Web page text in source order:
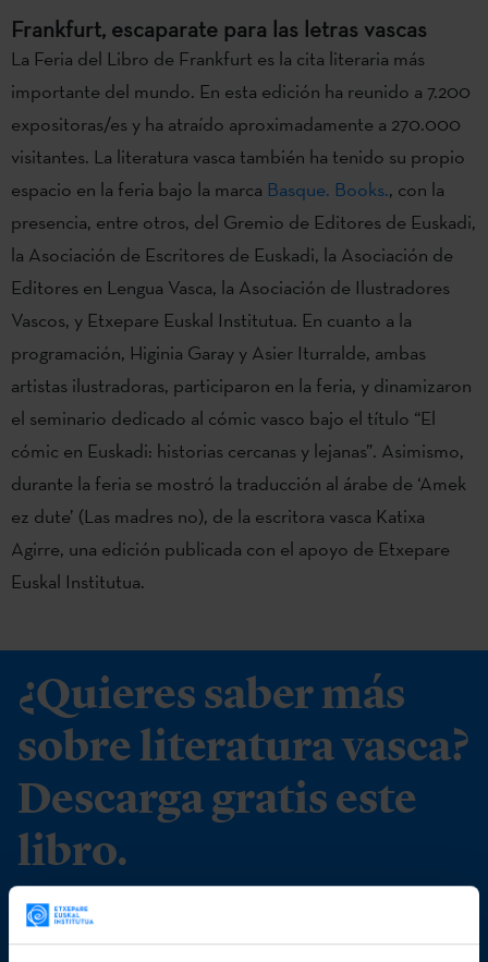
Frankfurt, escaparate para las letras vascas
La Feria del Libro de Frankfurt es la cita literaria más
importante del mundo. En esta edición ha reunido a 7.200
expositoras/es y ha atraído aproximadamente a 270.000
visitantes. La literatura vasca también ha tenido su propio
espacio en la feria bajo la marca Basque. Books., con la
presencia, entre otros, del Gremio de Editores de Euskadi,
la Asociación de Escritores de Euskadi, la Asociación de
Editores en Lengua Vasca, la Asociación de Ilustradores
Vascos, y Etxepare Euskal Institutua. En cuanto a la
programación, Higinia Garay y Asier Iturralde, ambas
artistas ilustradoras, participaron en la feria, y dinamizaron
el seminario dedicado al cómic vasco bajo el título “El
cómic en Euskadi: historias cercanas y lejanas”. Asimismo,
durante la feria se mostró la traducción al árabe de ‘Amek
ez dute’ (Las madres no), de la escritora vasca Katixa
Agirre, una edición publicada con el apoyo de Etxepare
Euskal Institutua.
¿Quieres saber más
sobre literatura vasca?
Descarga gratis este
libro.
DESCARGAR